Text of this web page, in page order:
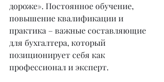
дороже». Постоянное обучение,
повышение квалификации и
практика – важные составляющие
для бухгалтера, который
позиционирует себя как
профессионал и эксперт.